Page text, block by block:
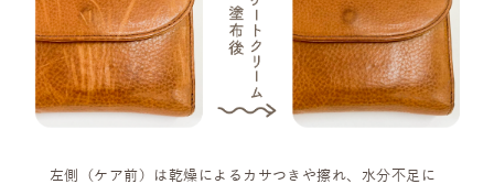
左側（ケア前）は乾燥によるカサつきや擦れ、水分不足に